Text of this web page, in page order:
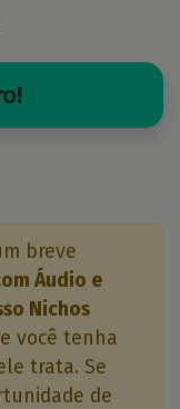
breve
Áudio e
Nichos
você tenha
trata. Se
de